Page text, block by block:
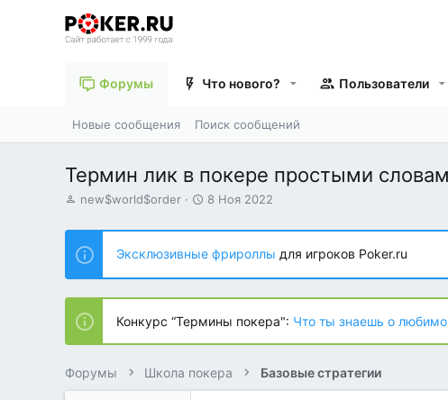
Форумы Что нового? Пользователи
Новые сообщения Поиск сообщений
Термин лик в покере простыми
А
т
о
р
т
е
м
ы
new$world$order
Д
т
н
а
ч
л
а
8 Ноя 2022
Эксклюзивные фрироллы для игроков Poker.ru
Конкурс “Термины покера": Что ты знаешь о
Форумы Школа покера Базовые стратегии